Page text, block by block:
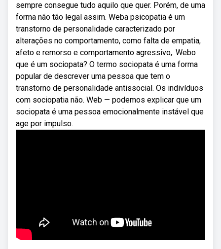
sempre consegue tudo aquilo que quer. Porém, de uma
forma não tão legal assim. Weba psicopatia é um
transtorno de personalidade caracterizado por
alterações no comportamento, como falta de empatia,
afeto e remorso e comportamento agressivo,. Webo
que é um sociopata? O termo sociopata é uma forma
popular de descrever uma pessoa que tem o
transtorno de personalidade antissocial. Os indivíduos
com sociopatia não. Web — podemos explicar que um
sociopata é uma pessoa emocionalmente instável que
age por impulso.